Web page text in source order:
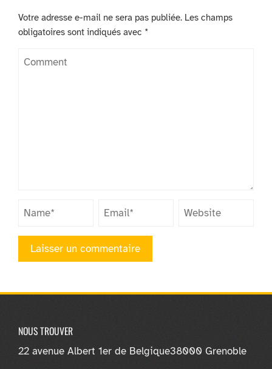
Votre adresse e-mail ne sera pas publiée. Les champs
obligatoires sont indiqués avec *
NOUS TROUVER
22 avenue Albert 1er de Belgique38000 Grenoble